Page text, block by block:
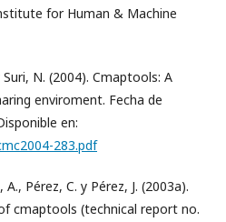
for Human & Machine
N. (2004). Cmaptools: A
enviroment. Fecha de
en:
283.pdf
Pérez, C. y Pérez, J. (2003a).
cmaptools (technical report no.